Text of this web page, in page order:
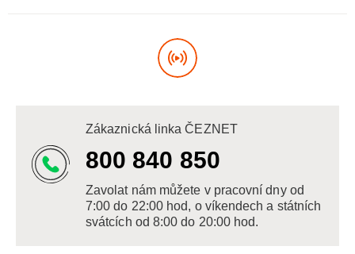
Zákaznická linka ČEZNET
800 840 850
Zavolat nám můžete v pracovní dny od
7:00 do 22:00 hod, o víkendech a státních
svátcích od 8:00 do 20:00 hod.